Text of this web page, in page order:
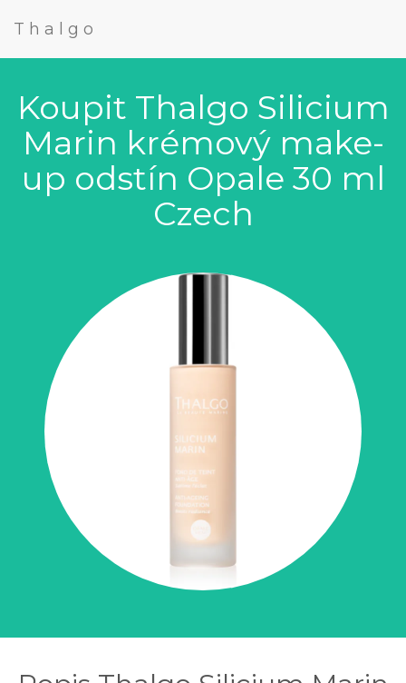
Thalgo
Koupit Thalgo Silicium
Marin krémový make-
up odstín Opale 30 ml
Czech